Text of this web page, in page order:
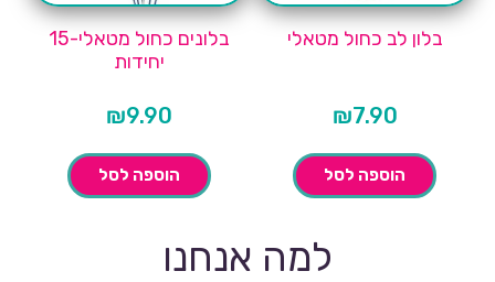
בלון לב כחול מטאלי
₪7.90
הוספה לסל
בלונים כחול מטאלי-15
יחידות
₪9.90
הוספה לסל
למה אנחנו